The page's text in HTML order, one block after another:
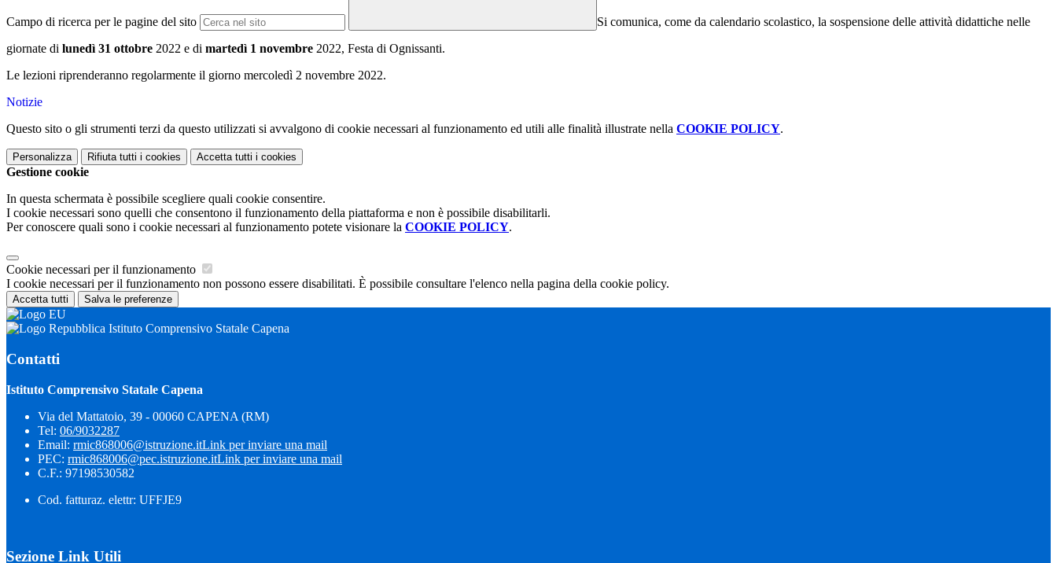
Campo di ricerca per le pagine del sito
Si comunica, come da calendario scolastico, la sospensione delle attività didattiche nelle
giornate di lunedì 31 ottobre 2022 e di martedì 1 novembre 2022, Festa di Ognissanti.
Le lezioni riprenderanno regolarmente il giorno mercoledì 2 novembre 2022.
Notizie
Questo sito o gli strumenti terzi da questo utilizzati si avvalgono di cookie necessari al funzionamento ed utili alle finalità illustrate nella COOKIE POLICY.
Personalizza Rifiuta tutti i cookies Accetta tutti i cookies
Gestione cookie
In questa schermata è possibile scegliere quali cookie consentire.
I cookie necessari sono quelli che consentono il funzionamento della piattaforma e non è possibile disabilitarli.
Per conoscere quali sono i cookie necessari al funzionamento potete visionare la COOKIE POLICY.
Cookie necessari per il funzionamento
I cookie necessari per il funzionamento non possono essere disabilitati. È possibile consultare l'elenco nella pagina della cookie policy.
Accetta tutti Salva le preferenze
Istituto Comprensivo Statale Capena
Contatti
Istituto Comprensivo Statale Capena
Via del Mattatoio, 39 - 00060 CAPENA (RM)
Tel: 06/9032287
Email: rmic868006@istruzione.itLink per inviare una mail
PEC: rmic868006@pec.istruzione.itLink per inviare una mail
C.F.: 97198530582
Cod. fatturaz. elettr: UFFJE9
Sezione Link Utili